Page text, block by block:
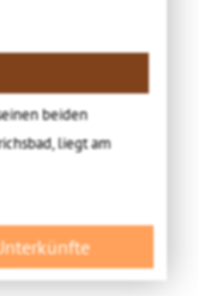
beiden
liegt am